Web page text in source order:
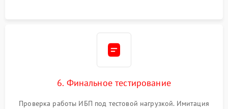
6. Финальное тестирование
Проверка работы ИБП под тестовой нагрузкой. Имитация